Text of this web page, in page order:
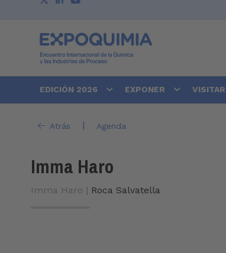
EDICIÓN 2026 EXPONER VISITAR
Atrás | Agenda
Imma Haro
Imma Haro | Roca Salvatella